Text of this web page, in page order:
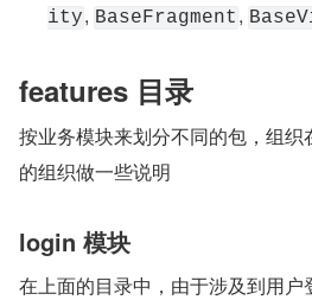
ity, BaseFragment ,
features 目录
按业务模块来划分不同的包，组
的组织做一些说明
login 模块
在上面的目录中，由于涉及到用户